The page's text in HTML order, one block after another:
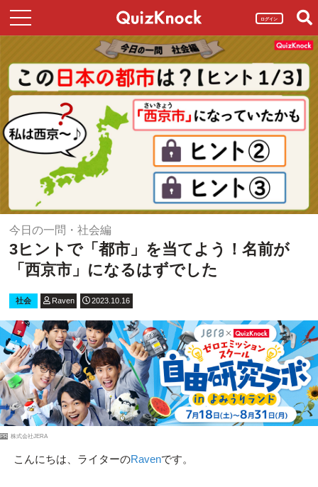
ログイン
今日の一問・社会編
3ヒントで「都市」を当てよう！名前が
「西京市」になるはずでした
社会 Raven 2023.10.16
PR 株式会社JERA
こんにちは、ライターのRavenです。